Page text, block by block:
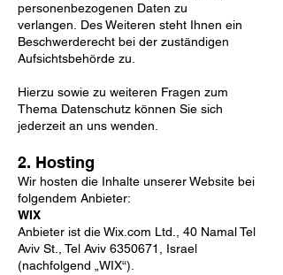
personenbezogenen Daten zu
verlangen. Des Weiteren steht Ihnen ein
Beschwerderecht bei der zuständigen
Aufsichtsbehörde zu.
Hierzu sowie zu weiteren Fragen zum
Thema Datenschutz können Sie sich
jederzeit an uns wenden.
2. Hosting
Wir hosten die Inhalte unserer Website bei
folgendem Anbieter:
WIX
Anbieter ist die Wix.com Ltd., 40 Namal Tel
Aviv St., Tel Aviv 6350671
, Israel
(nachfolgend „WIX“).